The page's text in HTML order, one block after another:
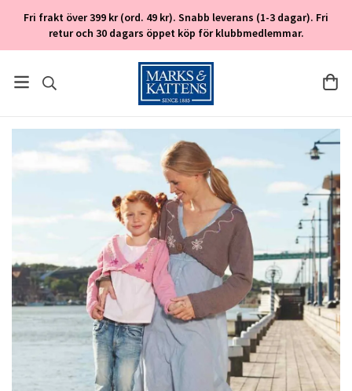
Fri frakt över 399 kr (ord. 49 kr). Snabb leverans (1-3 dagar). Fri
retur och 30 dagars öppet köp för klubbmedlemmar.